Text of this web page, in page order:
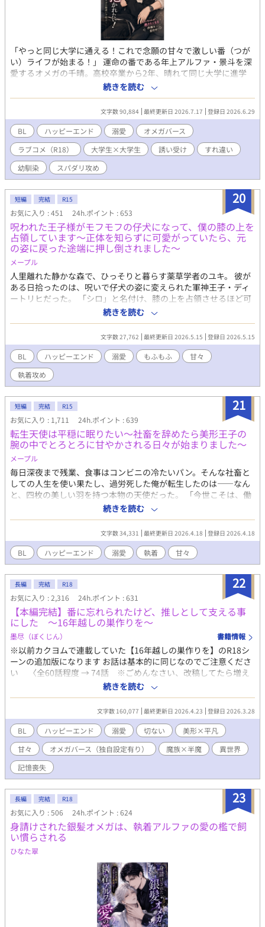
「やっと同じ大学に通える！これで念願の甘々で激しい番（つが
い）ライフが始まる！」 運命の番である年上アルファ・景斗を深
愛するオメガの千晴。高校卒業から2年、晴れて同じ大学に進学
し、身も心も貪られる気満々だったのに……景斗の態度はまさか
の保護者モード！？ 合鍵をもらっても健全にお茶して終了。お泊
まりを企んでも「明日も早いでしょ」と強制送還。猫耳着ぐるみ
で誘惑しても「可愛い」と寝かしつけられる始末。 「なんで最後
までしてくれないの！？」 あの手この手で抱かれようと奮闘する
千晴だが、景斗が手を出さないのには”激重な”理由があって
――。 抱かれたいオメガの戦略に理性をバキバキに削りながら抵
抗する執着アルファのすれ違いラブコメディ！
続きを読む
文字数 90,884 最終更新日 2026.7.17 登録日 2026.6.29
BL ハッピーエンド 溺愛
オメガバース
ラブコメ（R18）
大学生×大学生 誘い受け
すれ違い
幼馴染
スパダリ攻め
20
短編 完結 R15
お気に入り : 451 24h.ポイント : 653
​呪われた王子様がモフモフの仔犬になって、僕の膝の上を
占領しています〜正体を知らずに可愛がっていたら、元
の姿に戻った途端に押し倒されました〜
メープル
​人里離れた静かな森で、ひっそりと暮らす薬草学者のユキ。 彼が
ある日拾ったのは、呪いで仔犬の姿に変えられた軍神王子・ディ
ートリヒだった。 ​「シロ」と名付け、膝の上を占領させるほど可
愛がっていた森での穏やかな日々。 だが、呪いが解け、元の姿に
戻った途端、その「仔犬」は豹変した――。 ​「俺の飼い主はお前
だけだ」 ​傲慢な王子の顔と、寂しがり屋な仔犬の顔。二つの顔に
翻弄されながら、その深い執着に溺れていく。
続きを読む
文字数 27,762 最終更新日 2026.5.15 登録日 2026.5.15
BL ハッピーエンド 溺愛 もふもふ
甘々
執着攻め
21
短編 完結 R15
お気に入り : 1,711 24h.ポイント : 639
転生天使は平穏に眠りたい〜社畜を辞めたら美形王子の
腕の中でとろとろに甘やかされる日々が始まりました〜
メープル
毎日深夜まで残業、食事はコンビニの冷たいパン。そんな社畜と
しての人生を使い果たし、過労死した俺が転生したのは――なん
と、四枚の美しい羽を持つ本物の天使だった。 ​「今世こそは、働
かずに一生寝て過ごしたい！」 ​平穏な隠居生活を夢見るシオン
は、正体を隠して王国の第一王子・アリスターの元に居候するこ
とに。ところが、この王子、爽やかな笑顔の裏で俺への重すぎる
執着を隠し持っていた!?
続きを読む
文字数 34,331 最終更新日 2026.4.18 登録日 2026.4.18
BL ハッピーエンド 溺愛 執着 甘々
22
長編 完結 R18
お気に入り : 2,316 24h.ポイント : 631
【本編完結】番に忘れられたけど、推しとして支える事
にした ～16年越しの巣作りを～
墨尽（ぼくじん） 書籍情報
※以前カクヨムで連載していた【16年越しの巣作りを】のR18シ
ーンの追加版になります お話は基本的に同じなのでご注意くださ
い 〈全60話程度 → 74話 ※ごめんなさい、改稿してたら増え
てしまいました…〉 完結していますので、基本的に毎日更新しま
す ◇記憶を失った冷酷皇子 × 献身的だが目が離せない猫系文官
◇ 【あらすじ】 『＿＿＿＿ アースター。今宵の相手はお前がし
ろ』 『（……ああ……。誰でもなくお前に、愛なく抱かれるなん
て……）』 次期魔王に一番近いとされている第九皇子『ルキウ
ス・ウィンコット』は、冷酷無慈悲で有名だった そんな彼が率い
る第一軍司令部に出向になった半魔の文官『シン・アースター』
シンには誰にも言えない秘密があった かつて番を失い感情も無く
なったルキウスは、シンに理不尽な仕打ちをする しかしどうして
心にも変化が訪れる そんな中、ルキウスが記憶を失くすきっかけ
となった事件が新たな動きを見せていく 秘められた事実は驚くべ
きものだった ルキウスは、失った記憶を取り戻すことが出来るの
か 二人が織りなす二度目の恋のお話です
続きを読む
文字数 160,077 最終更新日 2026.4.23 登録日 2026.3.28
BL ハッピーエンド 溺愛 切ない
美形×平凡
甘々
オメガバース（独自設定有り） 魔族×半魔
異世界
記憶喪失
23
長編 完結 R18
お気に入り : 506 24h.ポイント : 624
身請けされた銀髪オメガは、執着アルファの愛の檻で飼
い慣らされる
ひなた翠